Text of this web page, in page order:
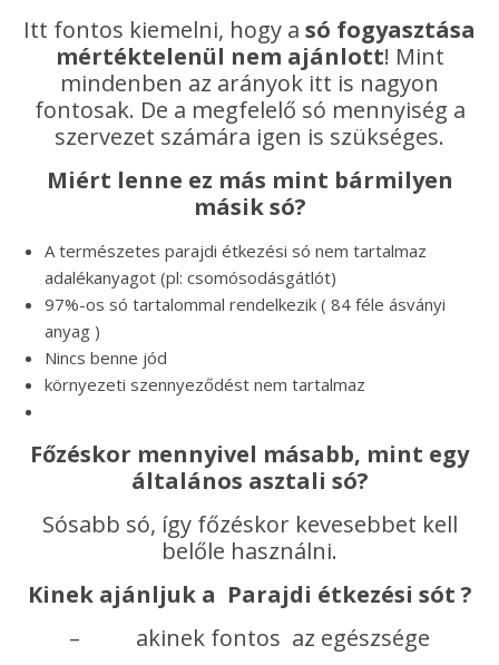
Itt fontos kiemelni, hogy a só fogyasztása
mértéktelenül nem ajánlott! Mint
mindenben az arányok itt is nagyon
fontosak. De a megfelelő só mennyiség a
szervezet számára igen is szükséges.
Miért lenne ez más mint bármilyen
másik só?
A természetes parajdi étkezési só nem tartalmaz
adalékanyagot (pl: csomósodásgátlót)
97%-os só tartalommal rendelkezik ( 84 féle ásványi
anyag )
Nincs benne jód
környezeti szennyeződést nem tartalmaz
Főzéskor mennyivel másabb, mint egy
általános asztali só?
Sósabb só, így főzéskor kevesebbet kell
belőle használni.
Kinek ajánljuk a Parajdi étkezési sót ?
– akinek fontos az egészsége